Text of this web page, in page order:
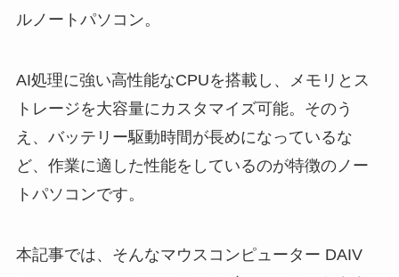
ルノートパソコン。
AI処理に強い高性能なCPUを搭載し、メモリとス
トレージを大容量にカスタマイズ可能。そのう
え、バッテリー駆動時間が長めになっているな
ど、作業に適した性能をしているのが特徴のノー
トパソコンです。
本記事では、そんなマウスコンピューター DAIV